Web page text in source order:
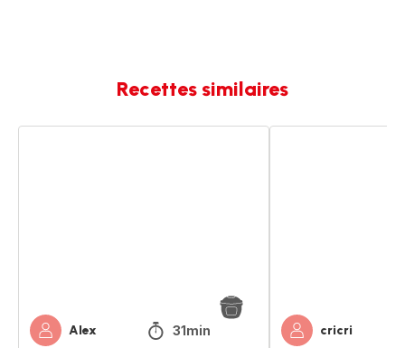
Recettes similaires
Alex 31min cricri